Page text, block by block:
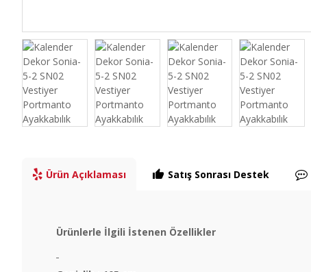
Ürün Açıklaması Satış Sonrası Destek
Ürünlerle İlgili İstenen Özellikler